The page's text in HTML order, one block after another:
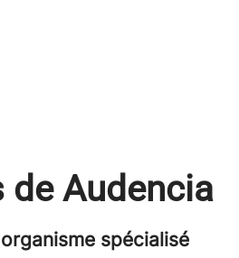
de Audencia
spécialisé